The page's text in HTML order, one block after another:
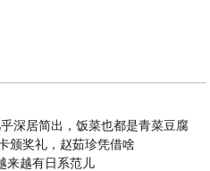
深居简出，饭菜也都是青菜豆腐
颁奖礼，赵茹珍凭借啥
来越有日系范儿